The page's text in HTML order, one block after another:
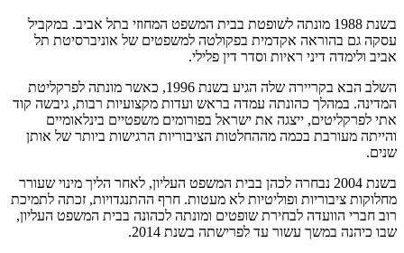
בשנת 1988 מונתה לשופטת בבית המשפט המחוזי בתל אביב. במקביל
עסקה גם בהוראה אקדמית בפקולטה למשפטים של אוניברסיטת תל
אביב ולימדה דיני ראיות וסדר דין פלילי.
השלב הבא בקריירה שלה הגיע בשנת 1996, כאשר מונתה לפרקליטת
המדינה. במהלך כהונתה עמדה בראש ועדות מקצועיות רבות, גיבשה קוד
אתי לפרקליטים, ייצגה את ישראל בפורומים משפטיים בינלאומיים
והייתה מעורבת בכמה מההחלטות הציבוריות הרגישות ביותר של אותן
שנים.
בשנת 2004 נבחרה לכהן בבית המשפט העליון, לאחר הליך מינוי שעורר
מחלוקות ציבוריות ופוליטיות לא מעטות. חרף ההתנגדויות, זכתה לתמיכת
רוב חברי הוועדה לבחירת שופטים ומונתה לכהונה בבית המשפט העליון,
שבו כיהנה במשך עשור עד לפרישתה בשנת 2014.